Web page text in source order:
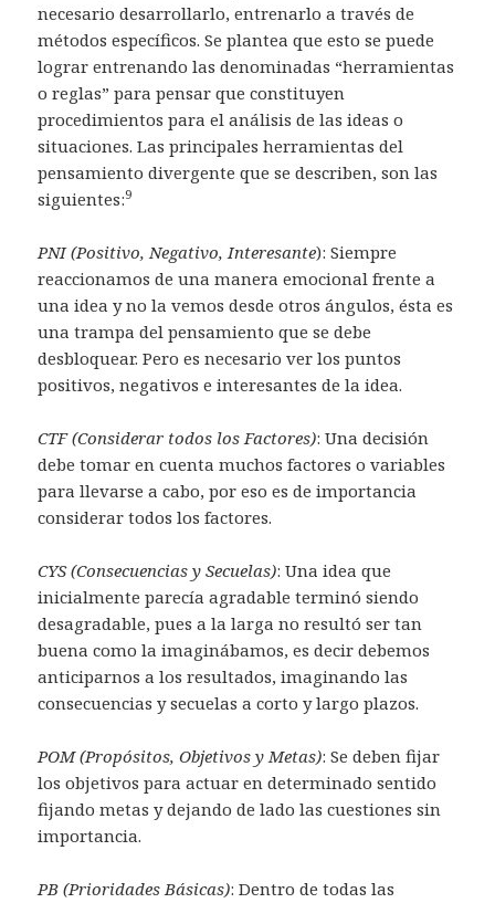
necesario desarrollarlo, entrenarlo a través de
métodos específicos. Se plantea que esto se puede
lograr entrenando las denominadas “herramientas
o reglas” para pensar que constituyen
procedimientos para el análisis de las ideas o
situaciones. Las principales herramientas del
pensamiento divergente que se describen, son las
siguientes:9
PNI (Positivo, Negativo, Interesante): Siempre
reaccionamos de una manera emocional frente a
una idea y no la vemos desde otros ángulos, ésta es
una trampa del pensamiento que se debe
desbloquear. Pero es necesario ver los puntos
positivos, negativos e interesantes de la idea.
CTF (Considerar todos los Factores): Una decisión
debe tomar en cuenta muchos factores o variables
para llevarse a cabo, por eso es de importancia
considerar todos los factores.
CYS (Consecuencias y Secuelas): Una idea que
inicialmente parecía agradable terminó siendo
desagradable, pues a la larga no resultó ser tan
buena como la imaginábamos, es decir debemos
anticiparnos a los resultados, imaginando las
consecuencias y secuelas a corto y largo plazos.
POM (Propósitos, Objetivos y Metas): Se deben fijar
los objetivos para actuar en determinado sentido
fijando metas y dejando de lado las cuestiones sin
importancia.
PB (Prioridades Básicas): Dentro de todas las